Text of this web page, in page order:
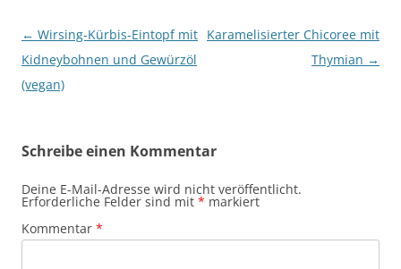
Beitragsnavigation
← Wirsing-Kürbis-Eintopf mit
Kidneybohnen und Gewürzöl
(vegan)
Karamelisierter Chicoree mit
Thymian →
Schreibe einen Kommentar
Deine E-Mail-Adresse wird nicht veröffentlicht.
Erforderliche Felder sind mit * markiert
Kommentar *